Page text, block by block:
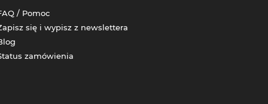
/ Pomoc
się i wypisz z newslettera
zamówienia